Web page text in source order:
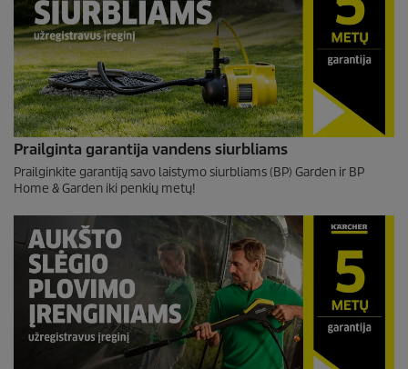
Prailginta garantija vandens siurbliams
Prailginkite garantiją savo laistymo siurbliams (BP) Garden ir BP
Home & Garden iki penkių metų!